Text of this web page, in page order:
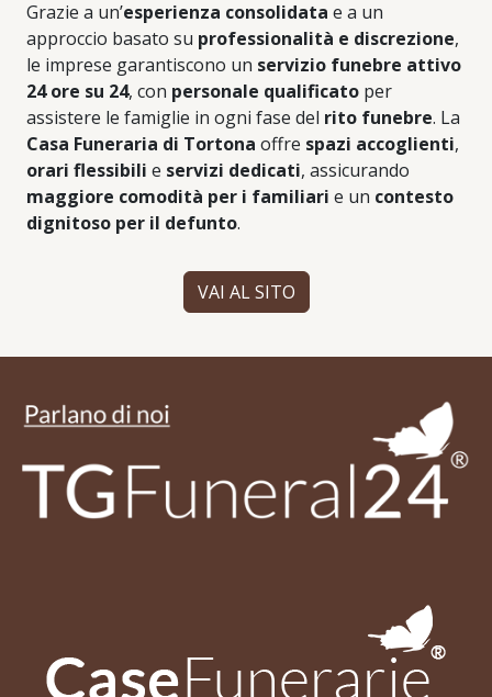
Grazie a un’esperienza consolidata e a un
approccio basato su professionalità e discrezione,
le imprese garantiscono un servizio funebre attivo
24 ore su 24, con personale qualificato per
assistere le famiglie in ogni fase del rito funebre. La
Casa Funeraria di Tortona offre spazi accoglienti,
orari flessibili e servizi dedicati, assicurando
maggiore comodità per i familiari e un contesto
dignitoso per il defunto.
VAI AL SITO